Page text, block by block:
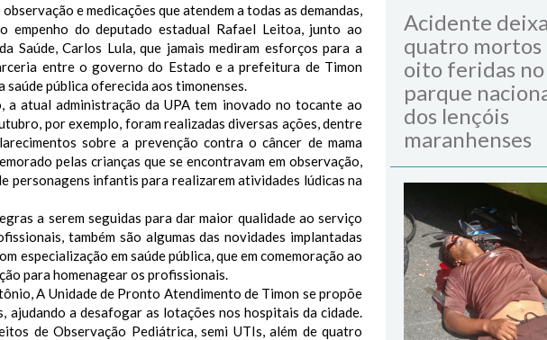
e medicações que atendem a todas as demandas,
empenho do deputado estadual Rafael Leitoa, junto ao
Saúde, Carlos Lula, que jamais mediram esforços para a
entre o governo do Estado e a prefeitura de Timon
pública oferecida aos timonenses.
a atual administração da UPA tem inovado no tocante ao
por exemplo, foram realizadas diversas ações, dentre
sobre a prevenção contra o câncer de mama
pelas crianças que se encontravam em observação,
personagens infantis para realizarem atividades lúdicas na
a serem seguidas para dar maior qualidade ao serviço
também são algumas das novidades implantadas
especialização em saúde pública, que em comemoração ao
para homenagear os profissionais.
A Unidade de Pronto Atendimento de Timon se propõe
a desafogar as lotações nos hospitais da cidade.
de Observação Pediátrica, semi UTIs, além de quatro
Acidente
quatro mortos
oito feridas no
parque
dos lençóis
maranhenses